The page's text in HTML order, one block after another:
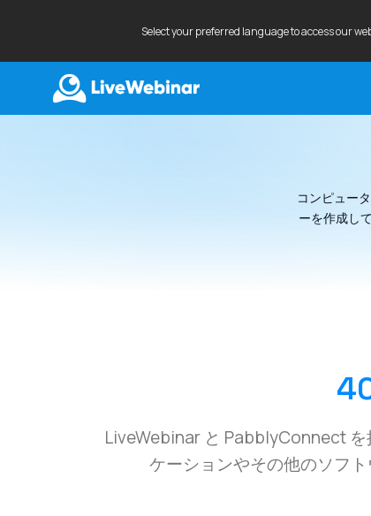
Select your preferred language to access our
コンピュー
ーを作成し
LiveWebinar と PabblyConnect を
ケーションやその他のソフ